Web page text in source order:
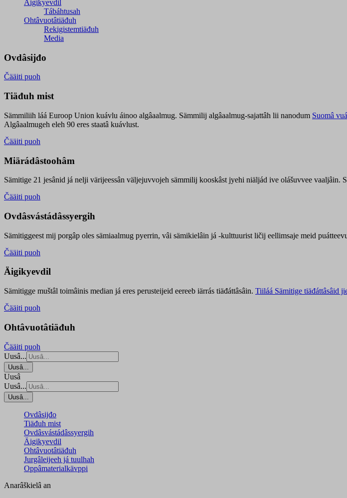
Äigikyevdil
Tábáhtusah
Ohtâvuotâtiäđuh
Rekigistemtiäđuh
Media
Ovdâsijđo
Čääiti puoh
Tiäđuh mist
Sämmiliih láá Euroop Union kuávlu áinoo algâaalmug. Sämmilij algâaalmug-sajattâh lii nanodum Suomâ
Algâaalmugeh eleh 90 eres staatâ kuávlust.
Čääiti puoh
Miärádâstoohâm
Sämitige 21 jesânid já nelji värijeessân väljejuvvojeh sämmilij kooskâst jyehi niäljád ive olášuvvee vaaljâin.
Čääiti puoh
Ovdâsvástádâssyergih
Sämitiggeest mij porgâp oles sämiaalmug pyerrin, vâi sämikielâin já -kulttuurist ličij eellimsaje meid
Čääiti puoh
Äigikyevdil
Sämitigge muštâl toimâinis median já eres perusteijeid eereeb iärrás tiäđáttâsâin. Tiiláá Sämitige tiäđáttâsâid
Čääiti puoh
Ohtâvuotâtiäđuh
Čääiti puoh
Uusâ...
Uusâ...
Uusâ
Uusâ...
Uusâ...
Ovdâsijđo
Tiäđuh mist
Ovdâsvástádâssyergih
Äigikyevdil
Ohtâvuotâtiäđuh
Jurgâleijeeh já tuulhah
Oppâmaterialkävppi
Anarâškielâ an